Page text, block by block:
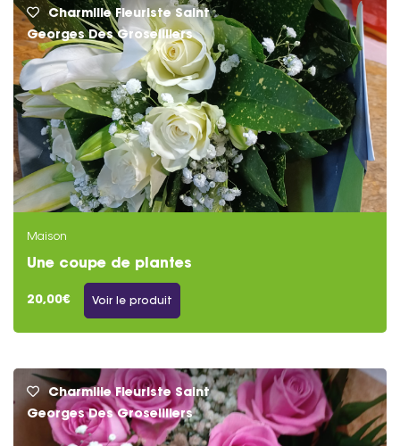
Charmille Fleuriste Saint
Georges Des Groseilliers
Maison
Une coupe de plantes
20,00€ Voir le produit
Charmille Fleuriste Saint
Georges Des Groseilliers